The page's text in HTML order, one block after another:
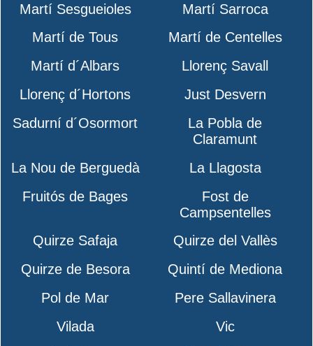
Martí Sesgueioles
Martí Sarroca
Martí de Tous
Martí de Centelles
Martí d´Albars
Llorenç Savall
Llorenç d´Hortons
Just Desvern
Sadurní d´Osormort
La Pobla de
Claramunt
La Nou de Berguedà
La Llagosta
Fruitós de Bages
Fost de
Campsentelles
Quirze Safaja
Quirze del Vallès
Quirze de Besora
Quintí de Mediona
Pol de Mar
Pere Sallavinera
Vilada
Vic